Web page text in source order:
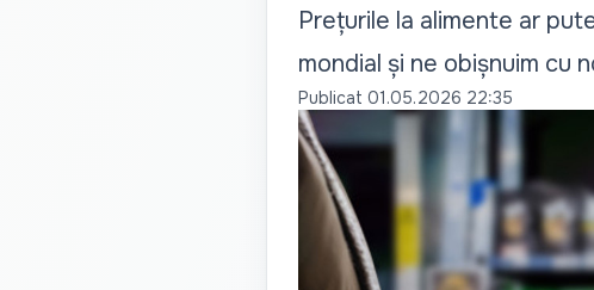
Prețurile la alimente ar
mondial și ne obișnuim cu
Publicat 01.05.2026 22:35